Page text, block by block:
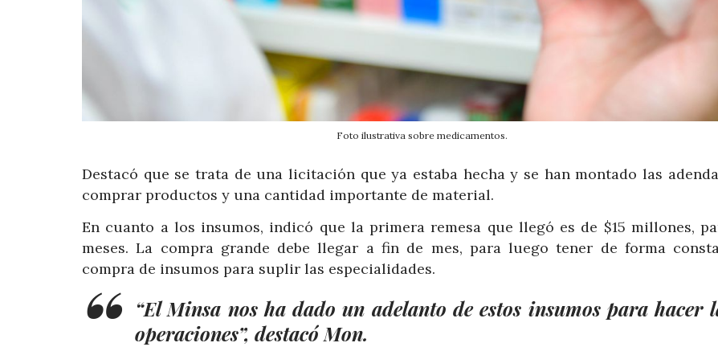
Foto ilustrativa sobre medicamentos.
Destacó que se trata de una licitación que ya estaba hecha y se han montado las
comprar productos y una cantidad importante de material.
En cuanto a los insumos, indicó que la primera remesa que llegó es de $15 millones,
meses. La compra grande debe llegar a fin de mes, para luego tener de forma
compra de insumos para suplir las especialidades.
“El Minsa nos ha dado un adelanto de estos insumos para hacer
operaciones”, destacó Mon.